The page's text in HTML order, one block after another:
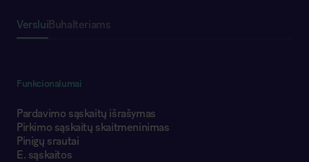
VersluiBuhalteriams
Funkcionalumai
Pardavimo sąskaitų išrašymas
Pirkimo sąskaitų skaitmeninimas
Pinigų srautai
E. sąskaitos